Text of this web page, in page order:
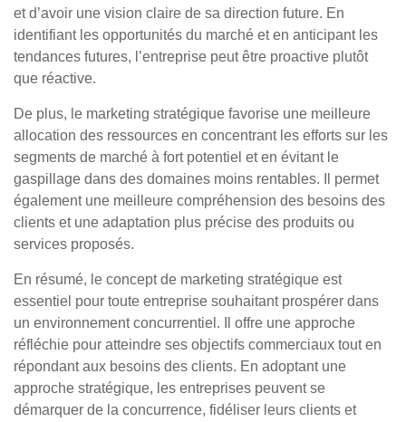
et d’avoir une vision claire de sa direction future. En
identifiant les opportunités du marché et en anticipant les
tendances futures, l’entreprise peut être proactive plutôt
que réactive.
De plus, le marketing stratégique favorise une meilleure
allocation des ressources en concentrant les efforts sur les
segments de marché à fort potentiel et en évitant le
gaspillage dans des domaines moins rentables. Il permet
également une meilleure compréhension des besoins des
clients et une adaptation plus précise des produits ou
services proposés.
En résumé, le concept de marketing stratégique est
essentiel pour toute entreprise souhaitant prospérer dans
un environnement concurrentiel. Il offre une approche
réfléchie pour atteindre ses objectifs commerciaux tout en
répondant aux besoins des clients. En adoptant une
approche stratégique, les entreprises peuvent se
démarquer de la concurrence, fidéliser leurs clients et